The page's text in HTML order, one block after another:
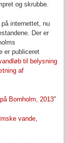
og skrubbe.
internettet, nu
Der er
er publiceret
til belysning
af
Bornholm, 2013"
vande,